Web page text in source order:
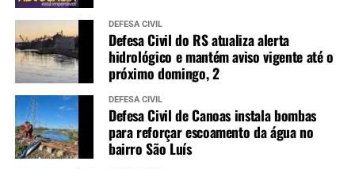
DEFESA CIVIL
Defesa Civil do RS atualiza alerta
hidrológico e mantém aviso vigente até o
próximo domingo, 2
DEFESA CIVIL
Defesa Civil de Canoas instala bombas
para reforçar escoamento da água no
bairro São Luís